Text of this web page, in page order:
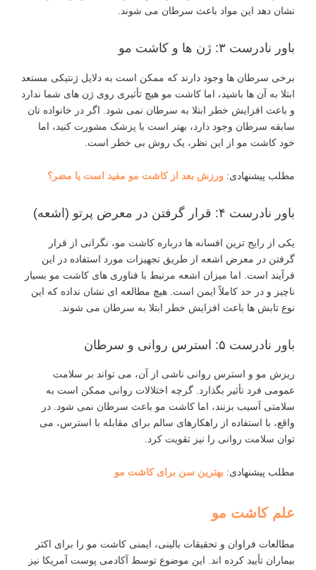
نشان دهد این مواد باعث سرطان می‌ شوند.
باور نادرست ۳: ژن ها و کاشت مو
برخی سرطان‌ ها وجود دارند که ممکن است به دلایل ژنتیکی مستعد
ابتلا به آن ‌ها باشید، اما کاشت مو هیچ تأثیری روی ژن‌ های شما ندارد
و باعث افزایش خطر ابتلا به سرطان نمی‌ شود. اگر در خانواده ‌تان
سابقه سرطان وجود دارد، بهتر است با پزشک مشورت کنید، اما
خود کاشت مو از این نظر، یک روش بی‌ خطر است.
مطلب پیشنهادی: ورزش بعد از کاشت مو مفید است یا مضر؟
باور نادرست ۴: قرار گرفتن در معرض پرتو (اشعه)
یکی از رایج‌ ترین افسانه ‌ها درباره کاشت مو، نگرانی از قرار
گرفتن در معرض اشعه از طریق تجهیزات مورد استفاده در این
فرآیند است. اما میزان اشعه مرتبط با فناوری ‌های کاشت مو بسیار
ناچیز و در حد کاملاً ایمن است. هیچ مطالعه ‌ای نشان نداده که این
نوع تابش‌ ها باعث افزایش خطر ابتلا به سرطان می ‌شوند.
باور نادرست ۵: استرس روانی و سرطان
ریزش مو و استرس روانی ناشی از آن، می ‌تواند بر سلامت
عمومی فرد تأثیر بگذارد. گرچه اختلالات روانی ممکن است به
سلامتی آسیب بزنند، اما کاشت مو باعث سرطان نمی‌ شود. در
واقع، با استفاده از راهکارهای سالم برای مقابله با استرس، می‌
توان سلامت روانی را نیز تقویت کرد.
مطلب پیشنهادی: بهترین سن برای کاشت مو
علم کاشت مو
مطالعات فراوان و تحقیقات بالینی، ایمنی کاشت مو را برای اکثر
بیماران تأیید کرده‌ اند. این موضوع توسط آکادمی پوست آمریکا نیز